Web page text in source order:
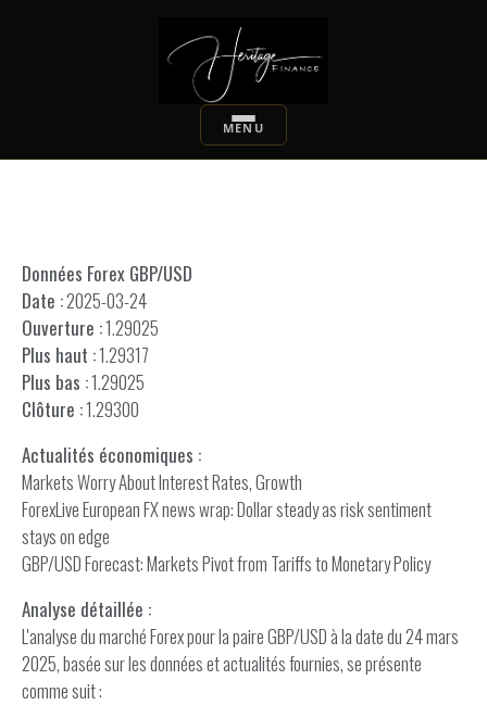
Données Forex GBP/USD
Date :2025-03-24
Ouverture :1.29025
Plus haut :1.29317
Plus bas :1.29025
Clôture :1.29300
Actualités économiques :
Markets Worry About Interest Rates, Growth
ForexLive European FX news wrap: Dollar steady as risk sentiment
stays on edge
GBP/USD Forecast: Markets Pivot from Tariffs to Monetary Policy
Analyse détaillée :
L'analyse du marché Forex pour la paire GBP/USD à la date du 24 mars
2025, basée sur les données et actualités fournies, se présente
comme suit :